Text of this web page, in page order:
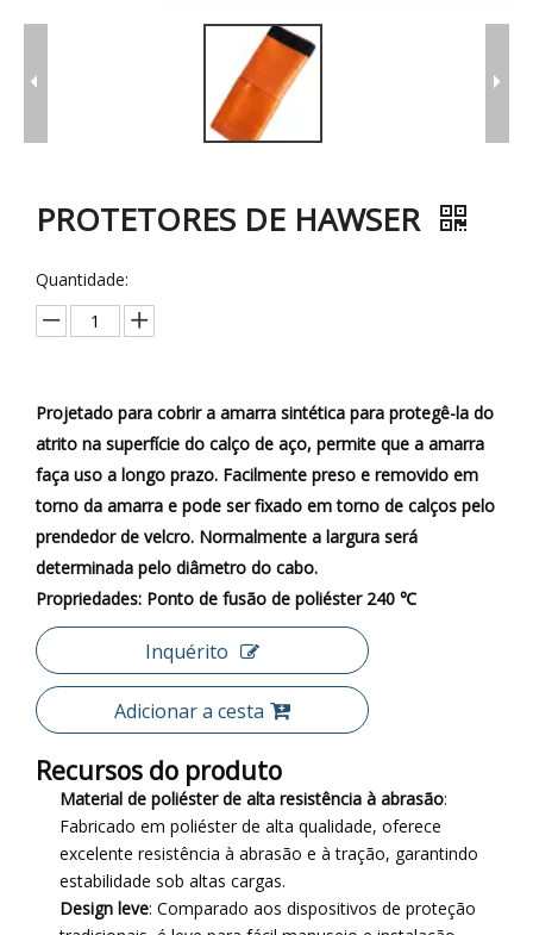
PROTETORES DE HAWSER
Quantidade:
Projetado para cobrir a amarra sintética para protegê-la do
atrito na superfície do calço de aço, permite que a amarra
faça uso a longo prazo. Facilmente preso e removido em
torno da amarra e pode ser fixado em torno de calços pelo
prendedor de velcro. Normalmente a largura será
determinada pelo diâmetro do cabo.
Propriedades: Ponto de fusão de poliéster 240 ℃
Inquérito
Adicionar a cesta
Recursos do produto
Material de poliéster de alta resistência à abrasão:
Fabricado em poliéster de alta qualidade, oferece
excelente resistência à abrasão e à tração, garantindo
estabilidade sob altas cargas.
Design leve: Comparado aos dispositivos de proteção